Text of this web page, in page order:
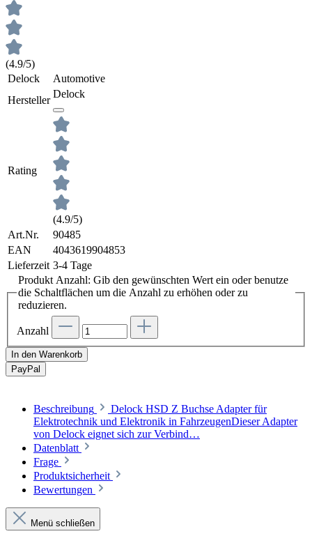
(4.9/5)
Delock
Automotive
Hersteller
Delock
Rating
(4.9/5)
Art.Nr.
90485
EAN
4043619904853
Lieferzeit 3-4 Tage
Produkt Anzahl: Gib den gewünschten Wert ein oder benutze
die Schaltflächen um die Anzahl zu erhöhen oder zu
reduzieren.
Anzahl
In den Warenkorb
PayPal
Beschreibung
Delock HSD Z Buchse Adapter für
Elektrotechnik und Elektronik in FahrzeugenDieser Adapter
von Delock eignet sich zur Verbind…
Datenblatt
Frage
Produktsicherheit
Bewertungen
Menü schließen